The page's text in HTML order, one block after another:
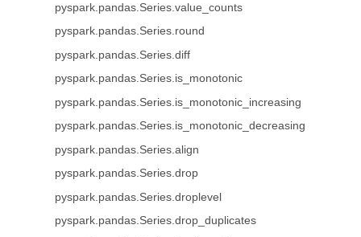
pyspark.pandas.Series.value_counts
pyspark.pandas.Series.round
pyspark.pandas.Series.diff
pyspark.pandas.Series.is_monotonic
pyspark.pandas.Series.is_monotonic_increasing
pyspark.pandas.Series.is_monotonic_decreasing
pyspark.pandas.Series.align
pyspark.pandas.Series.drop
pyspark.pandas.Series.droplevel
pyspark.pandas.Series.drop_duplicates